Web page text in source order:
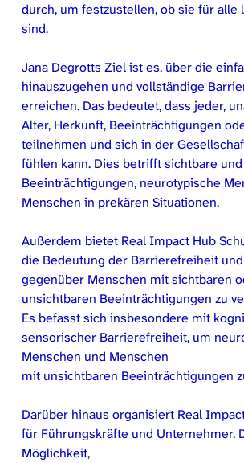
durch, um festzustellen, ob sie für alle
sind.
Jana Degrotts Ziel ist es, über die
hinauszugehen und vollständige
erreichen. Das bedeutet, dass jeder,
Alter, Herkunft, Beeinträchtigungen
teilnehmen und sich in der
fühlen kann. Dies betrifft sichtbare
Beeinträchtigungen, neurotypische
Menschen in prekären Situationen.
Außerdem bietet Real Impact Hub
die Bedeutung der Barrierefreiheit
gegenüber Menschen mit sichtbaren
unsichtbaren Beeinträchtigungen zu
Es befasst sich insbesondere mit
sensorischer Barrierefreiheit, um
Menschen und Menschen
mit unsichtbaren Beeinträchtigungen
Darüber hinaus organisiert Real
für Führungskräfte und Unternehmer.
Möglichkeit,